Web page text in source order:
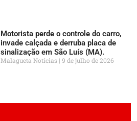
Motorista perde o controle do carro,
invade calçada e derruba placa de
sinalização em São Luís (MA).
Malagueta Notícias 9 de julho de 2026